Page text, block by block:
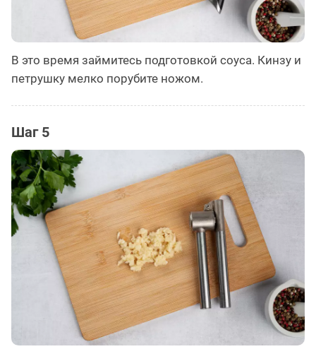
В это время займитесь подготовкой соуса. Кинзу и
петрушку мелко порубите ножом.
Шаг 5